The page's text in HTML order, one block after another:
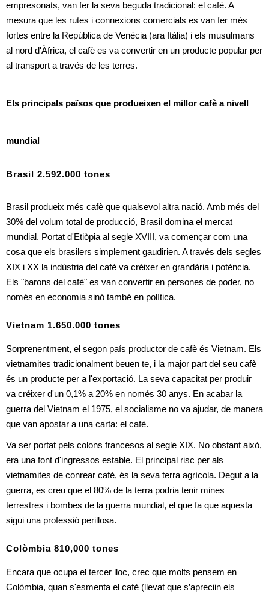
empresonats, van fer la seva beguda tradicional: el cafè. A
mesura que les rutes i connexions comercials es van fer més
fortes entre la República de Venècia (ara Itàlia) i els musulmans
al nord d'Àfrica, el cafè es va convertir en un producte popular per
al transport a través de les terres.
Els principals països que produeixen el millor cafè a nivell
mundial
Brasil 2.592.000 tones
Brasil produeix més cafè que qualsevol altra nació. Amb més del
30% del volum total de producció, Brasil domina el mercat
mundial. Portat d'Etiòpia al segle XVIII, va començar com una
cosa que els brasilers simplement gaudirien. A través dels segles
XIX i XX la indústria del cafè va créixer en grandària i potència.
Els "barons del cafè" es van convertir en persones de poder, no
només en economia sinó també en política.
Vietnam 1.650.000 tones
Sorprenentment, el segon país productor de cafè és Vietnam. Els
vietnamites tradicionalment beuen te, i la major part del seu cafè
és un producte per a l'exportació. La seva capacitat per produir
va créixer d'un 0,1% a 20% en només 30 anys. En acabar la
guerra del Vietnam el 1975, el socialisme no va ajudar, de manera
que van apostar a una carta: el cafè.
Va ser portat pels colons francesos al segle XIX. No obstant això,
era una font d'ingressos estable. El principal risc per als
vietnamites de conrear cafè, és la seva terra agrícola. Degut a la
guerra, es creu que el 80% de la terra podria tenir mines
terrestres i bombes de la guerra mundial, el que fa que aquesta
sigui una professió perillosa.
Colòmbia 810,000 tones
Encara que ocupa el tercer lloc, crec que molts pensem en
Colòmbia, quan s'esmenta el cafè (llevat que s’apreciin els